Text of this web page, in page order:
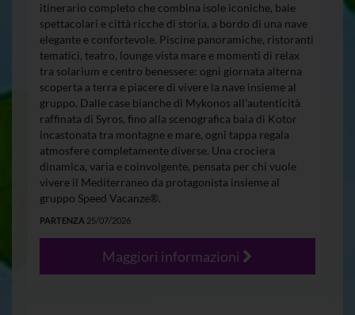
itinerario completo che combina isole iconiche, baie
spettacolari e città ricche di storia, a bordo di una nave
elegante e confortevole. Piscine panoramiche, ristoranti
tematici, teatro, lounge vista mare e momenti di relax
tra solarium e centro benessere: ogni giornata alterna
scoperta a terra e piacere di vivere la nave insieme al
gruppo. Dalle case bianche di Mykonos all’autenticità
raffinata di Syros, fino alla scenografica baia di Kotor
incastonata tra montagne e mare, ogni tappa regala
atmosfere completamente diverse. Una crociera
dinamica, varia e coinvolgente, pensata per chi vuole
vivere il Mediterraneo da protagonista insieme al
gruppo Speed Vacanze®.
PARTENZA 25/07/2026
Maggiori informazioni